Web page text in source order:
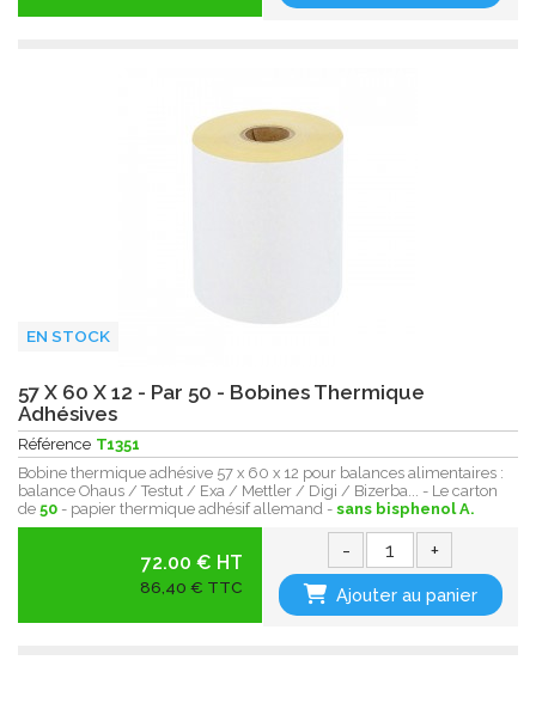
EN STOCK
57 X 60 X 12 - Par 50 - Bobines Thermique
Adhésives
Référence T1351
Bobine thermique adhésive 57 x 60 x 12 pour balances alimentaires :
balance Ohaus / Testut / Exa / Mettler / Digi / Bizerba... - Le carton
de 50 - papier thermique adhésif allemand - sans bisphenol A.
72.00 € HT
86,40 € TTC
- +
Ajouter au panier